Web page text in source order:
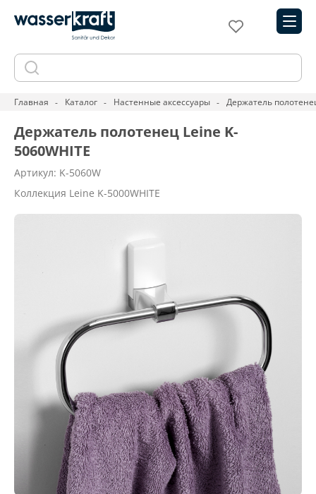
Главная Каталог Настенные аксессуары Держатель
Держатель полотенец Leine K-
5060WHITE
Артикул: K-5060W
Коллекция Leine K-5000WHITE